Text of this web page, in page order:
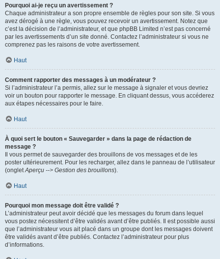
Pourquoi ai-je reçu un avertissement ?
Chaque administrateur a son propre ensemble de règles pour son site. Si vous
avez dérogé à une règle, vous pouvez recevoir un avertissement. Notez que
c’est la décision de l’administrateur, et que phpBB Limited n’est pas concerné
par les avertissements d’un site donné. Contactez l’administrateur si vous ne
comprenez pas les raisons de votre avertissement.
Haut
Comment rapporter des messages à un modérateur ?
Si l’administrateur l’a permis, allez sur le message à signaler et vous devriez
voir un bouton pour rapporter le message. En cliquant dessus, vous accéderez
aux étapes nécessaires pour le faire.
Haut
À quoi sert le bouton « Sauvegarder » dans la page de rédaction de
message ?
Il vous permet de sauvegarder des brouillons de vos messages et de les
poster ultérieurement. Pour les recharger, allez dans le panneau de l’utilisateur
(ongletAperçu --> Gestion des brouillons).
Haut
Pourquoi mon message doit être validé ?
L’administrateur peut avoir décidé que les messages du forum dans lequel
vous postez nécessitent d’être validés avant d’être publiés. Il est possible aussi
que l’administrateur vous ait placé dans un groupe dont les messages doivent
être validés avant d’être publiés. Contactez l’administrateur pour plus
d’informations.